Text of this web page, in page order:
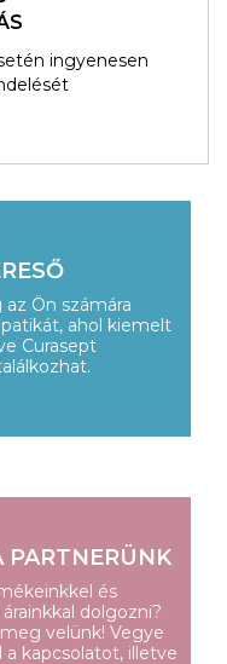
ingyenesen
Ön számára
ahol kiemelt
Curasept
PARTNERÜNK
és
dolgozni?
velünk! Vegye
kapcsolatot, illetve